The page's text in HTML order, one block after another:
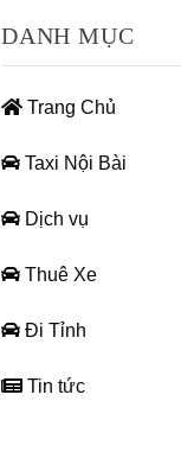
DANH MỤC
Trang Chủ
Taxi Nội Bài
Dịch vụ
Thuê Xe
Đi Tỉnh
Tin tức